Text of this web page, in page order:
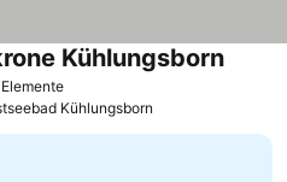
Kühlungsborn
Kühlungsborn